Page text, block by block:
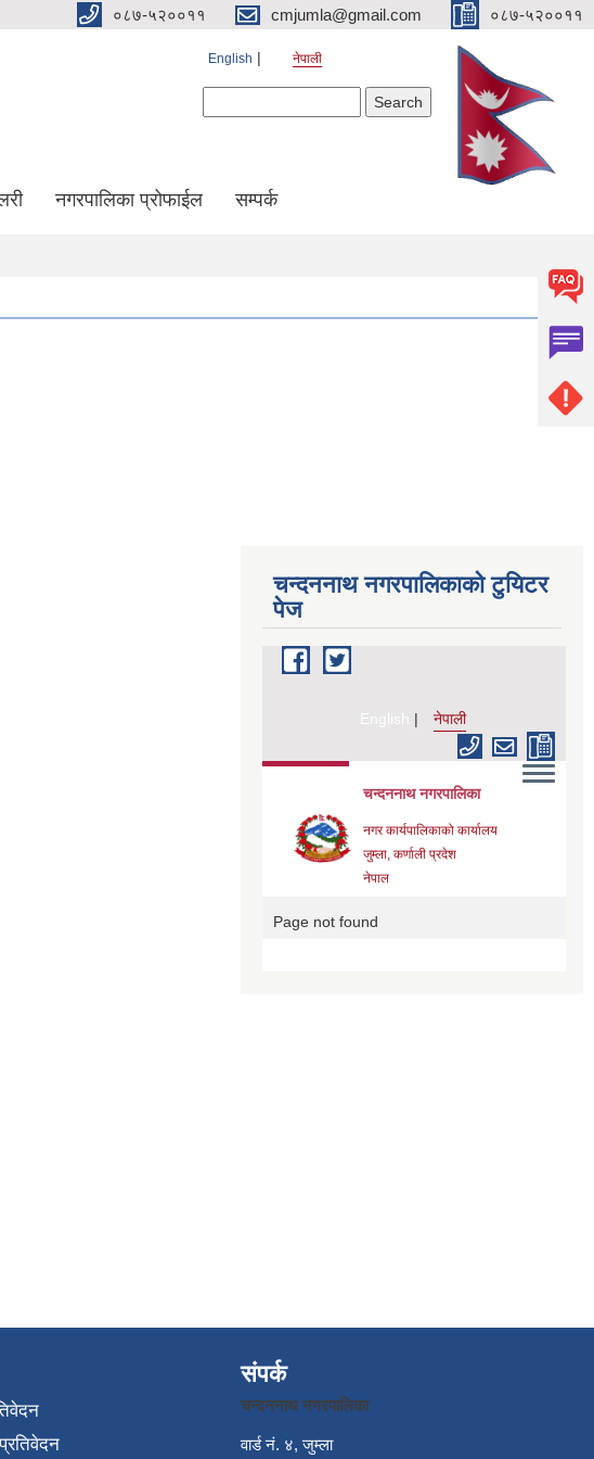
०८७-५२००११ cmjumla@gmail.com ०८७-५२००११
English नेपाली
नगरपालिका प्रोफाईल सम्पर्क
चन्दननाथ नगरपालिकाको टुयिटर
पेज
संपर्क
चन्दननाथ नगरपालिका
वार्ड नं. ४, जुम्ला